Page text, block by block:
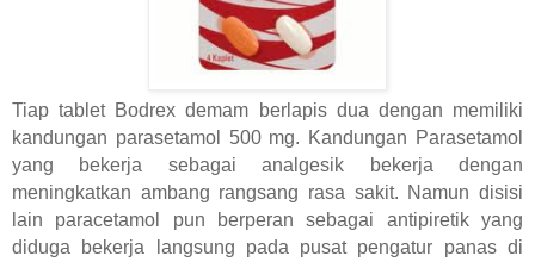
Tiap tablet Bodrex demam berlapis dua dengan memiliki
kandungan parasetamol 500 mg. Kandungan Parasetamol
yang bekerja sebagai analgesik bekerja dengan
meningkatkan ambang rangsang rasa sakit. Namun disisi
lain paracetamol pun berperan sebagai antipiretik yang
diduga bekerja langsung pada pusat pengatur panas di